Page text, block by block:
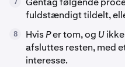
fuldstændigt tildelt,
8 HvisPer tom, og U
afsluttes resten, med
interesse.